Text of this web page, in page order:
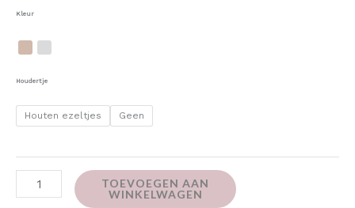
Kleur
Houdertje
Houten ezeltjes Geen
TOEVOEGEN AAN
WINKELWAGEN